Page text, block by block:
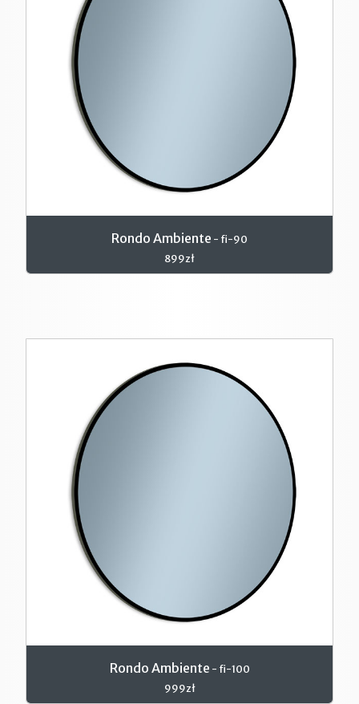
Rondo Ambiente - fi-90
899zł
Rondo Ambiente - fi-100
999zł